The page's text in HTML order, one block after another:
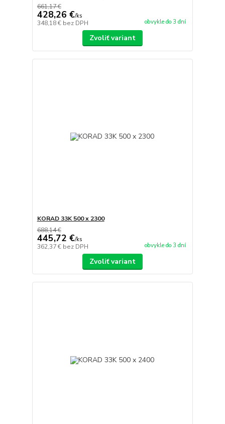
661,17 €
428,26 €/ks
348,18 € bez DPH obvykle do 3 dní
Zvoliť variant
KORAD 33K 500 x 2300
688,14 €
445,72 €/ks
362,37 € bez DPH obvykle do 3 dní
Zvoliť variant